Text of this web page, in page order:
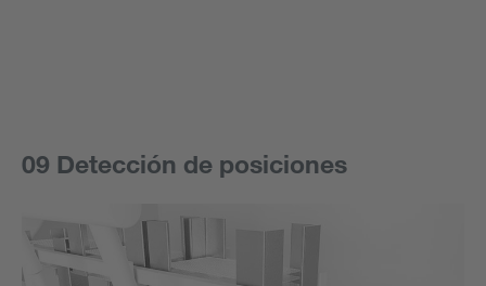
09 Detección de posiciones